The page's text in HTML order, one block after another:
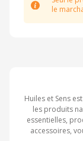
Huiles et Sens
les produits
essentielles,
accessoires,
le